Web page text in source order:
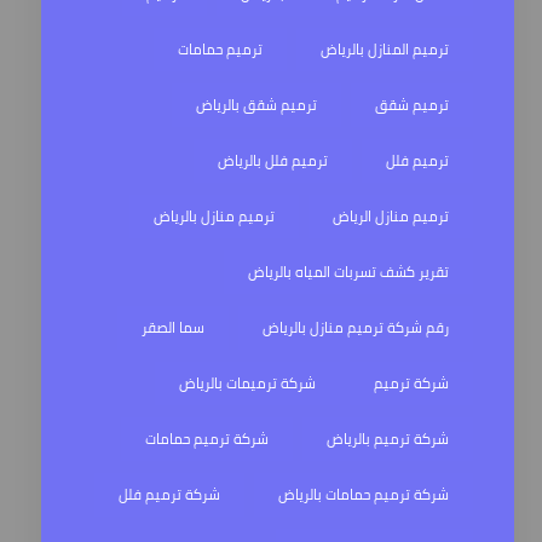
ترميم المنازل بالرياض
ترميم حمامات
ترميم شقق
ترميم شقق بالرياض
ترميم فلل
ترميم فلل بالرياض
ترميم منازل الرياض
ترميم منازل بالرياض
تقرير كشف تسربات المياه بالرياض
رقم شركة ترميم منازل بالرياض
سما الصقر
شركة ترميم
شركة ترميمات بالرياض
شركة ترميم بالرياض
شركة ترميم حمامات
شركة ترميم حمامات بالرياض
شركة ترميم فلل